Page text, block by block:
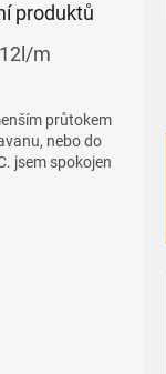
produktů
m
z 5 hvězdiček.
průtokem
nebo do
jsem spokojen